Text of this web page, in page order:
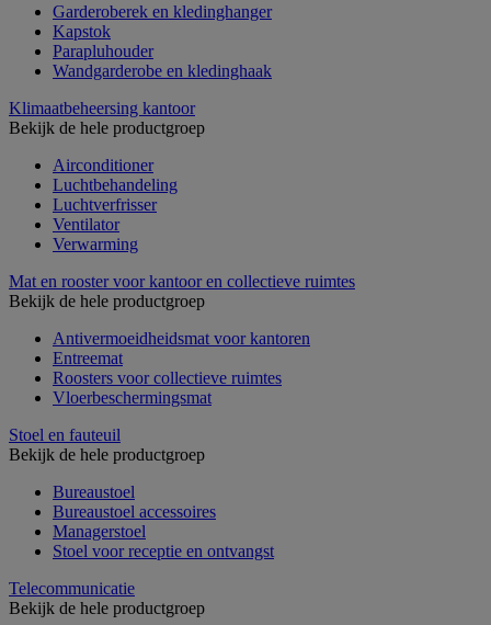
Garderoberek en kledinghanger
Kapstok
Parapluhouder
Wandgarderobe en kledinghaak
Klimaatbeheersing kantoor
Bekijk de hele productgroep
Airconditioner
Luchtbehandeling
Luchtverfrisser
Ventilator
Verwarming
Mat en rooster voor kantoor en collectieve ruimtes
Bekijk de hele productgroep
Antivermoeidheidsmat voor kantoren
Entreemat
Roosters voor collectieve ruimtes
Vloerbeschermingsmat
Stoel en fauteuil
Bekijk de hele productgroep
Bureaustoel
Bureaustoel accessoires
Managerstoel
Stoel voor receptie en ontvangst
Telecommunicatie
Bekijk de hele productgroep